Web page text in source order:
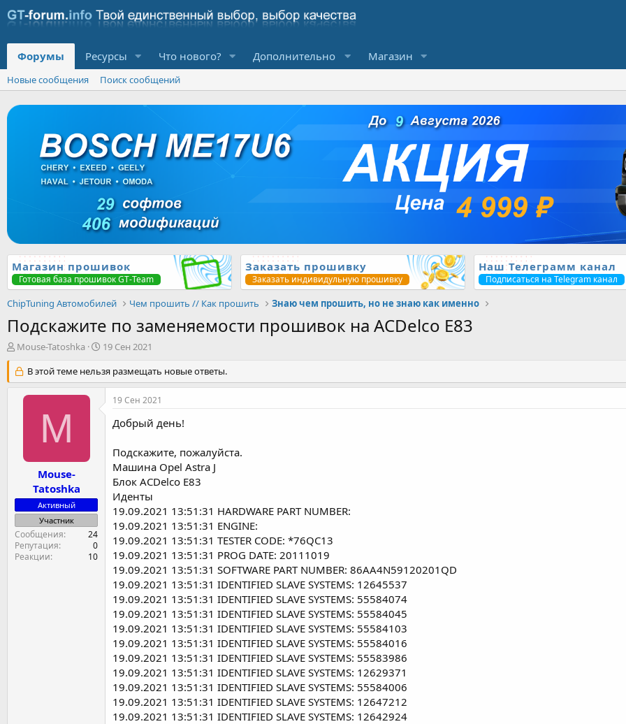
Форумы Ресурсы Что нового? Дополнительно Магазин
Новые сообщения Поиск сообщений
Магазин прошивок
Готовая база прошивок GT-Team
Заказать прошивку
Заказать индивидульную прошивку
Наш Телеграмм канал
Подписаться на Telegram канал
ChipTuning Автомобилей Чем прошить // Как прошить Знаю чем прошить, но не знаю как именно
Подскажите по заменяемости прошивок на ACDelco E83
А
т
о
Mouse-Tatoshka
Д
т
а
19 Сен 2021
В этой теме нельзя размещать новые ответы.
M
Mouse-
Tatoshka
Активный
Участник
Сообщения
24
Репутация
0
Реакции
10
19 Сен 2021
Добрый день!
Подскажите, пожалуйста.
Машина Opel Astra J
Блок ACDelco E83
Иденты
19.09.2021 13:51:31 HARDWARE PART NUMBER:
19.09.2021 13:51:31 ENGINE:
19.09.2021 13:51:31 TESTER CODE: *76QC13
19.09.2021 13:51:31 PROG DATE: 20111019
19.09.2021 13:51:31 SOFTWARE PART NUMBER: 86AA4N59120201QD
19.09.2021 13:51:31 IDENTIFIED SLAVE SYSTEMS: 12645537
19.09.2021 13:51:31 IDENTIFIED SLAVE SYSTEMS: 55584074
19.09.2021 13:51:31 IDENTIFIED SLAVE SYSTEMS: 55584045
19.09.2021 13:51:31 IDENTIFIED SLAVE SYSTEMS: 55584103
19.09.2021 13:51:31 IDENTIFIED SLAVE SYSTEMS: 55584016
19.09.2021 13:51:31 IDENTIFIED SLAVE SYSTEMS: 55583986
19.09.2021 13:51:31 IDENTIFIED SLAVE SYSTEMS: 12629371
19.09.2021 13:51:31 IDENTIFIED SLAVE SYSTEMS: 55584006
19.09.2021 13:51:31 IDENTIFIED SLAVE SYSTEMS: 12647212
19.09.2021 13:51:31 IDENTIFIED SLAVE SYSTEMS: 12642924